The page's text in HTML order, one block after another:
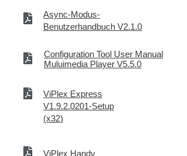
Async-Modus-
Benutzerhandbuch V2.1.0
Configuration Tool User Manual
Muluimedia Player V5.5.0
ViPlex Express
V1.9.2.0201-Setup
(x32)
ViPlex Handy